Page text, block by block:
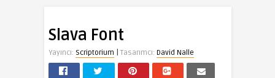
Slava Font
Yayıncı: Scriptorium |Tasarımcı: David Nalle